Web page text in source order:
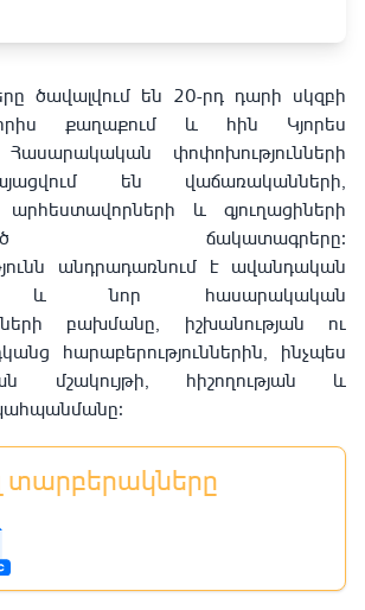
ծավալվում են 20-րդ դարի սկզբի
Գորիս քաղաքում և հին Կյորես
Հասարակական փոփոխությունների
են վաճառականների,
արհեստավորների և գյուղացիների
ճակատագրերը։
անդրադառնում է ավանդական
և նոր հասարակական
բախմանը, իշխանության ու
հարաբերություններին, ինչպես
մշակույթի, հիշողության և
տարբերակները